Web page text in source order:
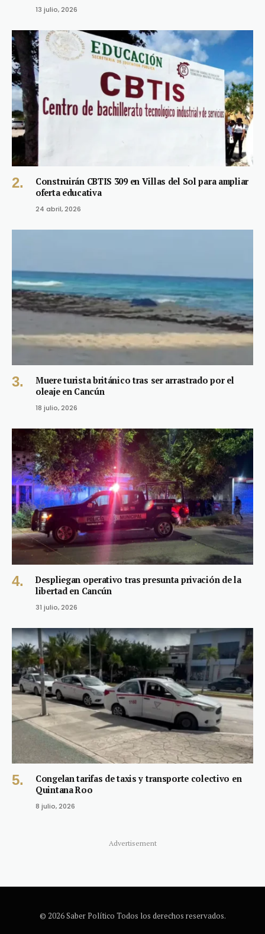
13 julio, 2026
Construirán CBTIS 309 en Villas del Sol para ampliar
oferta educativa
24 abril, 2026
Muere turista británico tras ser arrastrado por el
oleaje en Cancún
18 julio, 2026
Despliegan operativo tras presunta privación de la
libertad en Cancún
31 julio, 2026
Congelan tarifas de taxis y transporte colectivo en
Quintana Roo
8 julio, 2026
Advertisement
© 2026 Saber Político Todos los derechos reservados.